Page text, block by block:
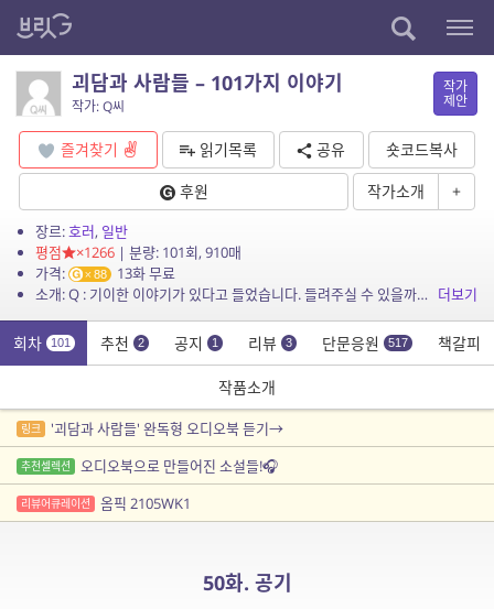
괴담과 사람들 – 101가지 이야기
작가: Q씨
작가
제안
즐겨찾기 읽기목록 공유
숏코드복사
후원
작가소개 +
장르:호러, 일반
평점
×1266| 분량: 101회, 910매
가격:
88
13화 무료
소개: Q : 기이한 이야기가 있다고 들었습니다. 들려주실 수 있을까요? 더보기
회차 101 추천 2 공지 1 리뷰 3 단문응원 517 책갈피
작품소개
링크 '괴담과 사람들' 완독형 오디오북 듣기→
추천셀렉션 오디오북으로 만들어진 소설들!🎧
리뷰어큐레이션 옴픽 2105WK1
50화. 공기